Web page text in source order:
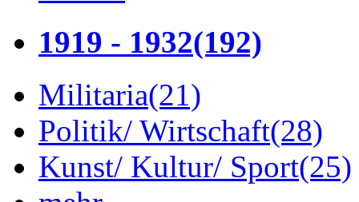
1919 - 1932(192)
Militaria(21)
Politik/ Wirtschaft(28)
Kunst/ Kultur/ Sport(25)